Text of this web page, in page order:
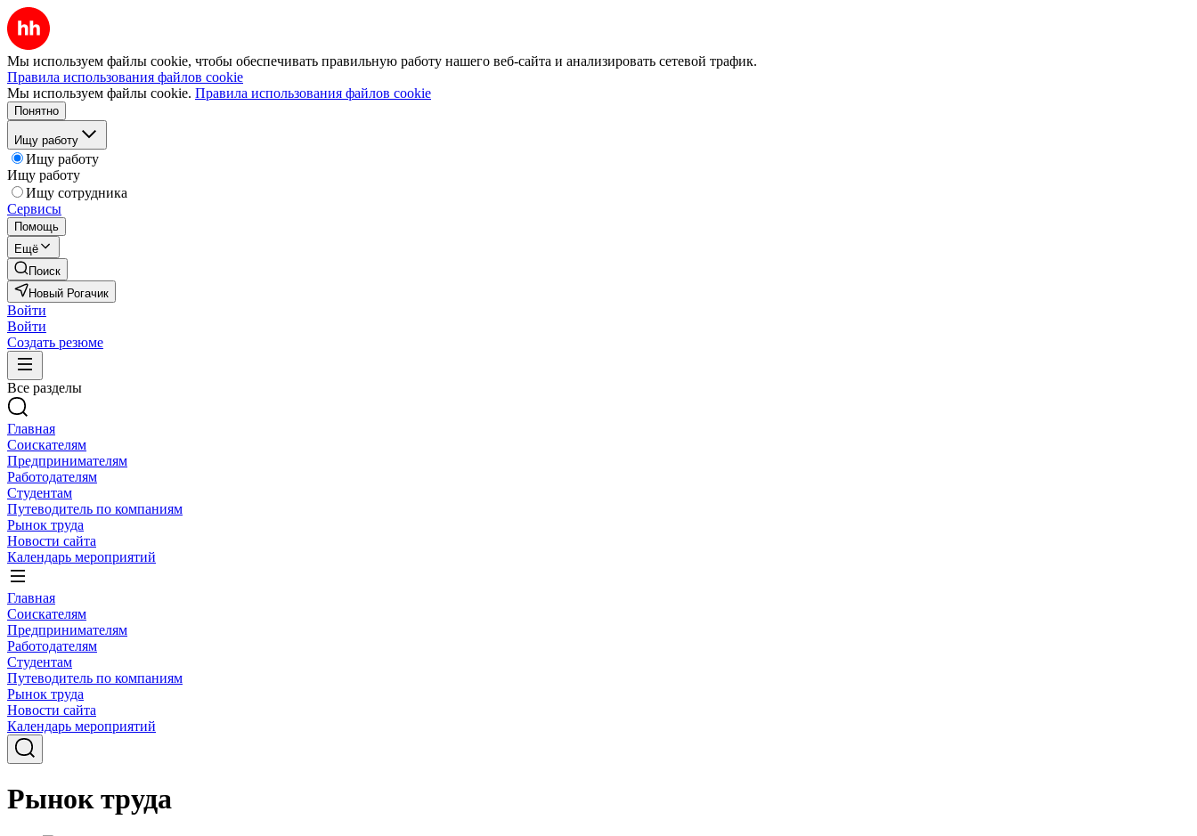
Мы используем файлы cookie, чтобы обеспечивать правильную работу нашего веб-сайта и анализировать сетевой трафик.
Правила использования файлов cookie
Мы используем файлы cookie. Правила использования файлов cookie
Понятно
Ищу работу
Ищу работу
Ищу работу
Ищу сотрудника
Сервисы
Помощь
Ещё
Поиск
Новый Рогачик
Войти
Войти
Создать резюме
Все разделы
Главная
Соискателям
Предпринимателям
Работодателям
Студентам
Путеводитель по компаниям
Рынок труда
Новости сайта
Календарь мероприятий
Главная
Соискателям
Предпринимателям
Работодателям
Студентам
Путеводитель по компаниям
Рынок труда
Новости сайта
Календарь мероприятий
Рынок труда